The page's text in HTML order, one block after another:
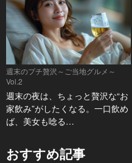
週末のプチ贅沢～ご当地グルメ～
Vol.2
週末の夜は、ちょっと贅沢な“お
家飲み”がしたくなる。一口飲め
ば、美女も唸る…
おすすめ記事